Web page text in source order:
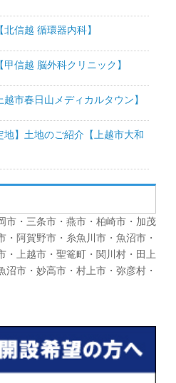
信越 循環器内科】
信越 脳外科クリニック】
市春日山メディカルタウン】
地】土地のご紹介【上越市大和
市・三条市・燕市・柏崎市・加茂
・阿賀野市・糸魚川市・魚沼市・
・上越市・聖篭町・関川村・田上
市・妙高市・村上市・弥彦村・